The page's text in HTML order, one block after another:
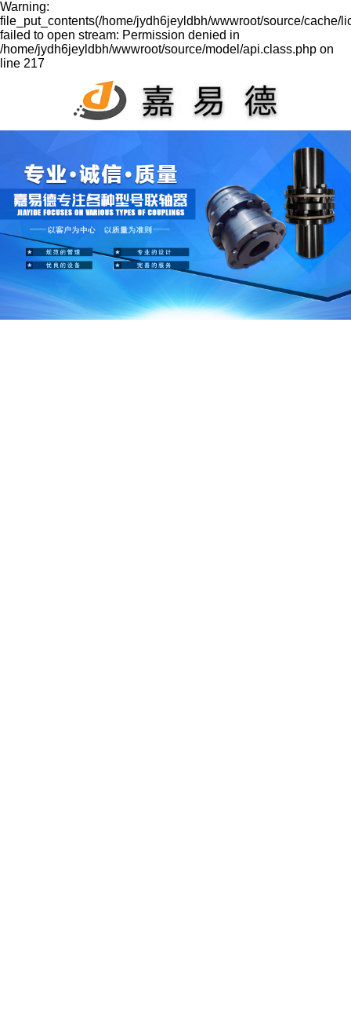
Warning:
file_put_contents(/home/jydh6jeyldbh/wwwroot/source/cache/
failed to open stream: Permission denied in
/home/jydh6jeyldbh/wwwroot/source/model/api.class.php on
line 217